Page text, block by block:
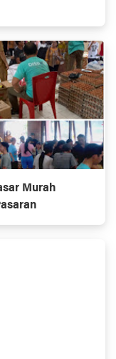
Murah